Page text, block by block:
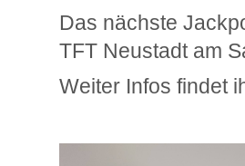
Das nächste
TFT Neustadt am
Weiter Infos findet